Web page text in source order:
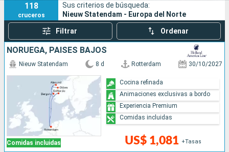
Buscar
118
cruceros
Sus criterios de búsqueda:
Nieuw Statendam - Europa del Norte
Filtrar Ordenar
NORUEGA, PAISES BAJOS
Comidas incluidas
Nieuw Statendam 8 d Rotterdam 30/10/2027
US$ 1,081 +Tasas
Cocina refinada
Animaciones exclusivas a bordo
Experiencia Premium
Comidas incluidas